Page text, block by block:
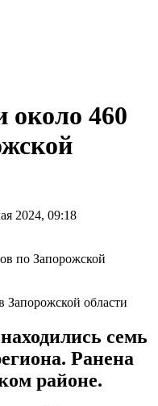
около 460
2024, 09:18
Запорожской области
семь
Ранена
районе.